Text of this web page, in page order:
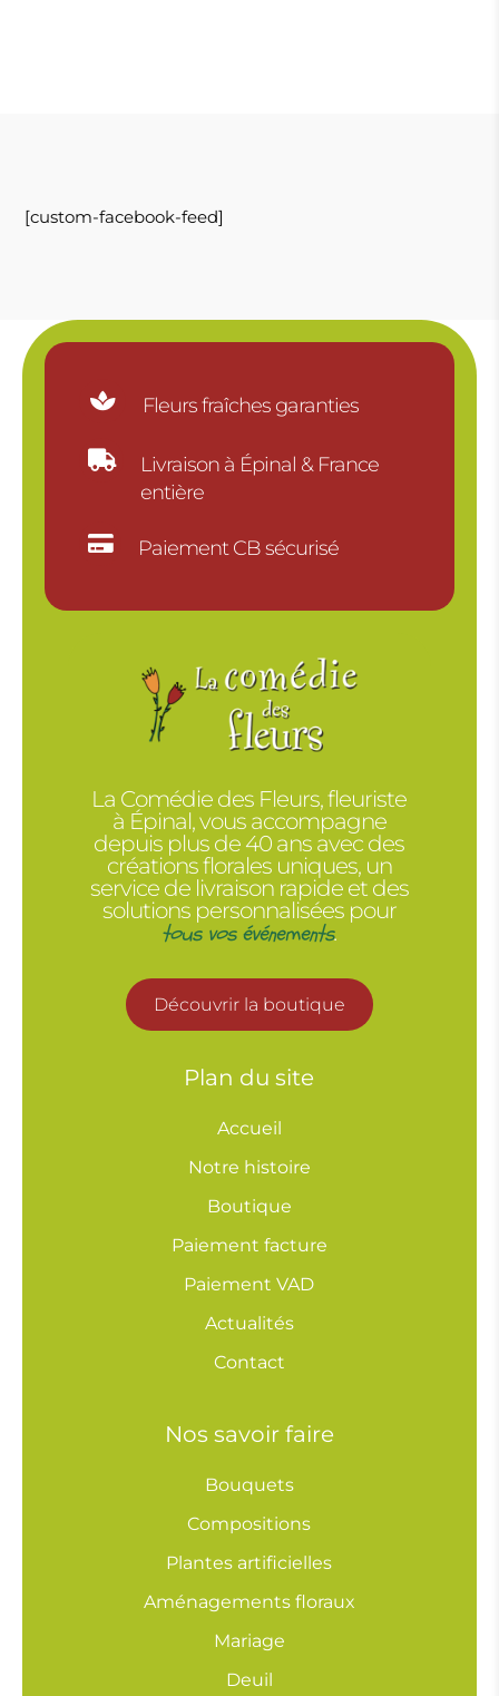
[custom-facebook-feed]
 Fleurs fraîches garanties

Livraison à Épinal & France
entière
 Paiement CB sécurisé
La Comédie des Fleurs, fleuriste
à Épinal, vous accompagne
depuis plus de 40 ans avec des
créations florales uniques, un
service de livraison rapide et des
solutions personnalisées pour
tous vos événements.
Découvrir la boutique
Plan du site
Accueil
Notre histoire
Boutique
Paiement facture
Paiement VAD
Actualités
Contact
Nos savoir faire
Bouquets
Compositions
Plantes artificielles
Aménagements floraux
Mariage
Deuil